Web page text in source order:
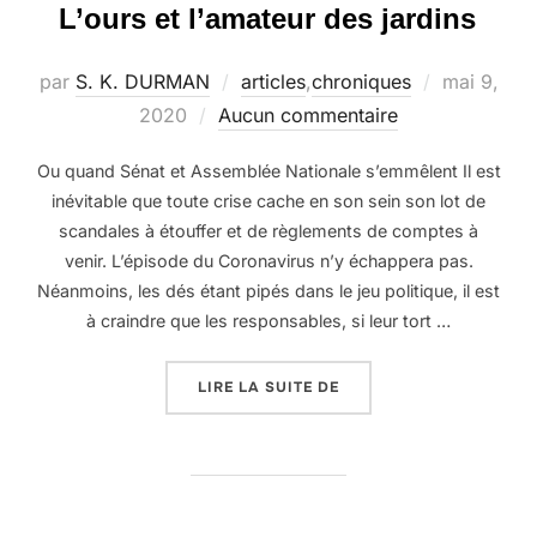
L’ours et l’amateur des jardins
par S. K. DURMAN articles,chroniques
Publié
mai 9,
2020
Aucun commentaire
Ou quand Sénat et Assemblée Nationale s’emmêlent Il est
inévitable que toute crise cache en son sein son lot de
scandales à étouffer et de règlements de comptes à
venir. L’épisode du Coronavirus n’y échappera pas.
Néanmoins, les dés étant pipés dans le jeu politique, il est
à craindre que les responsables, si leur tort …
LIRE LA SUITE DE